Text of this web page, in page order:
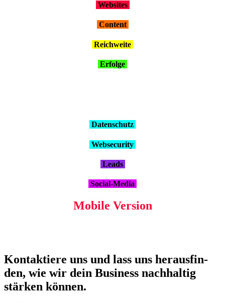
Web­sites
Con­tent
Reich­wei­te
Erfol­ge
Daten­schutz
Web­se­cu­ri­ty
Leads
Social-Media
Mobi­le Ver­si­on
Kon­tak­tie­re uns und lass uns her­aus­fin­
den, wie wir dein Busi­ness nach­hal­tig
stär­ken kön­nen.